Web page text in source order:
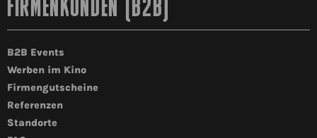
FIRMENKUNDEN (B2B)
B2B Events
Werben im Kino
Firmengutscheine
Referenzen
Standorte